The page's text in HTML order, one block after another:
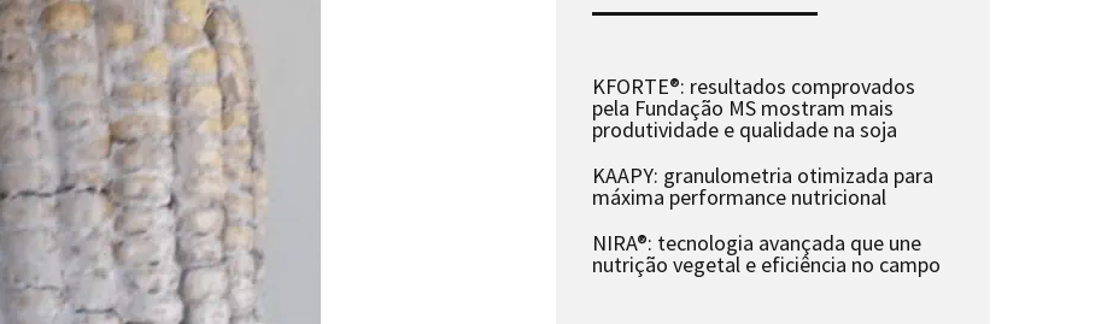
KFORTE®: resultados comprovados
pela Fundação MS mostram mais
produtividade e qualidade na soja
KAAPY: granulometria otimizada para
máxima performance nutricional
NIRA®: tecnologia avançada que une
nutrição vegetal e eficiência no campo